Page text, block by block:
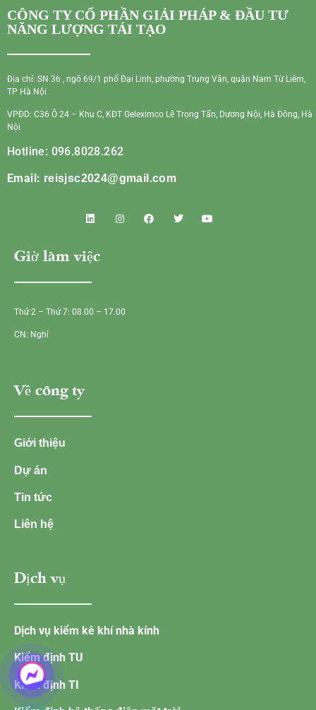
CÔNG TY CỔ PHẦN GIẢI PHÁP & ĐẦU TƯ
NĂNG LƯỢNG TÁI TẠO
Địa chỉ: SN 36 , ngõ 69/1 phố Đại Linh, phường Trung Văn, quận Nam Từ Liêm,
TP Hà Nội
VPĐD: C36 Ô 24 – Khu C, KĐT Geleximco Lê Trọng Tấn, Dương Nội, Hà Đông, Hà
Nội
Hotline: 096.8028.262
Email: reisjsc2024@gmail.com
Giờ làm việc
Thứ 2 – Thứ 7: 08.00 – 17.00
CN: Nghỉ
Về công ty
Giới thiệu
Dự án
Tin tức
Liên hệ
Dịch vụ
Dịch vụ kiểm kê khí nhà kính
Kiểm định TU
Kiểm định TI